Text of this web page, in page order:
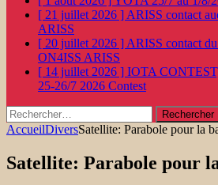
[ 21 juillet 2026 ] ARISS contact
ARISS
[ 20 juillet 2026 ] ARISS contact
ON4ISS ARISS
[ 14 juillet 2026 ] IOTA
25-26/7 2026 Contest
Rechercher :
AccueilDiversSatellite: Parabole pour la
Satellite: Parabole pour